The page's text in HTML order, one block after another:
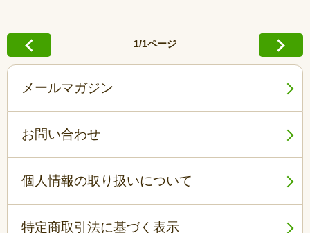
1/1ページ
メールマガジン
お問い合わせ
個人情報の取り扱いについて
特定商取引法に基づく表示